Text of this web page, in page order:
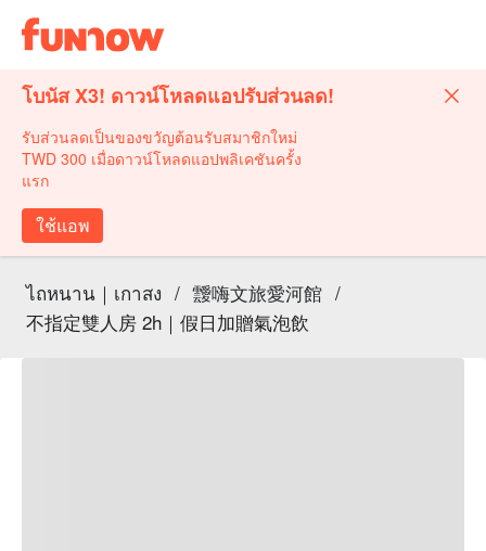
โบนัส X3! ดาวน์โหลดแอปรับส่วนลด!
รับส่วนลดเป็นของขวัญต้อนรับสมาชิกใหม่
TWD 300 เมื่อดาวน์โหลดแอปพลิเคชันครั้ง
แรก
ใช้แอพ
ไถหนาน｜เกาสง / 靉嗨文旅愛河館 /
不指定雙人房 2h｜假日加贈氣泡飲